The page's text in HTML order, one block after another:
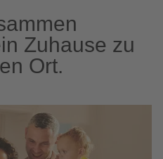
Zuhause zu
Ort.